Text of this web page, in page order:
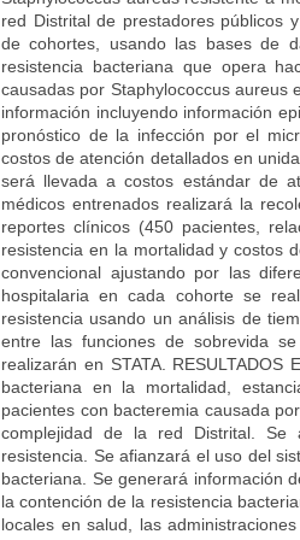
red Distrital de prestadores públicos
de cohortes, usando las bases de
resistencia bacteriana que opera
causadas por Staphylococcus aureus
información incluyendo información
pronóstico de la infección por el
costos de atención detallados en
será llevada a costos estándar de
médicos entrenados realizará la
reportes clínicos (450 pacientes,
resistencia en la mortalidad y costos
convencional ajustando por las
hospitalaria en cada cohorte se
resistencia usando un análisis de
entre las funciones de sobrevida
realizarán en STATA.
bacteriana en la mortalidad,
pacientes con bacteremia causada
complejidad de la red Distrital. Se
resistencia. Se afianzará el uso del
bacteriana. Se generará información
la contención de la resistencia
locales en salud, las